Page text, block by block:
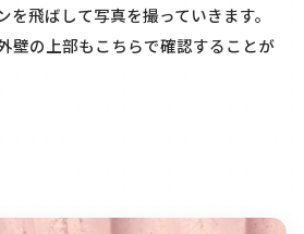
を飛ばして写真を撮っていきます。
壁の上部もこちらで確認することが